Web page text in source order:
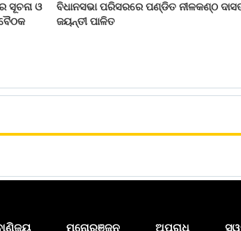
ସୂଚନା ଓ
ବିଧାନସଭା ପରିସରରେ ପଣ୍ଡିତ ନୀଳକଣ୍ଠ
ଜୟନ୍ତୀ ପାଳିତ
ମନୋରଞ୍ଜନ ଅପରାଧ